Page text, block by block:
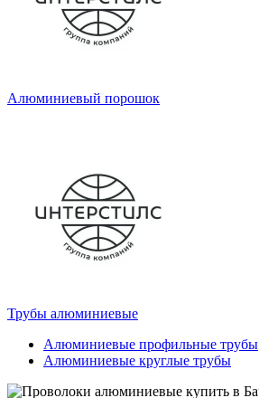
Алюминиевый порошок
Трубы алюминиевые
Алюминиевые профильные трубы
Алюминиевые круглые трубы